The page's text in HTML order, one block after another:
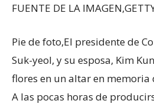
FUENTE DE LA IMAGEN,
Pie de foto,El presidente de
Suk-yeol, y su esposa, Kim
flores en un altar en memoria
A las pocas horas de